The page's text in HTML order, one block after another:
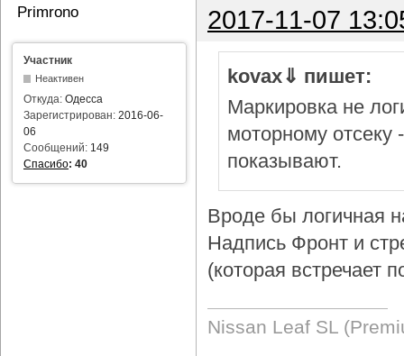
Primrono 2017-11-07
Участник
Неактивен
Откуда: Одесса
Зарегистрирован: 2016-06-
06
Сообщений: 149
Спасибо: 40
kovax⇓ пишет:
Маркировка не
моторному отсеку
показывают.
Вроде бы логичная
Надпись Фронт и
(которая встречает
Nissan Leaf SL